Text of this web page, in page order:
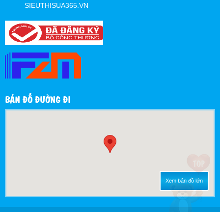
SIEUTHISUA365.VN
BẢN ĐỒ ĐƯỜNG ĐI
Xem bản đồ lớn